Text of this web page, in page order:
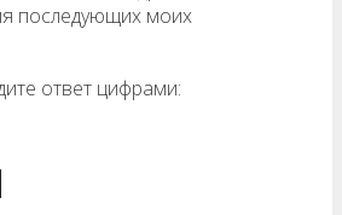
последующих моих
ответ цифрами: